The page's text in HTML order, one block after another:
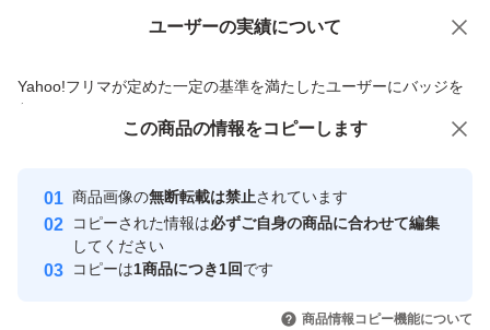
ユーザーの実績について
Yahoo!フリマが定めた一定の基準を満たしたユーザーにバッジを
付与しています
安心取引出品者
心・安全なユーザーです
取引実績
引を完了させた実績があります
価格の相談 商品への質問
この商品の情報をコピーします
商品画像の無断転載は禁止されています
コピーされた情報は必ずご自身の商品に合わせて編集
してください
コピーは1商品につき1回です
商品情報コピー機能について
この商品をみている人にオススメ